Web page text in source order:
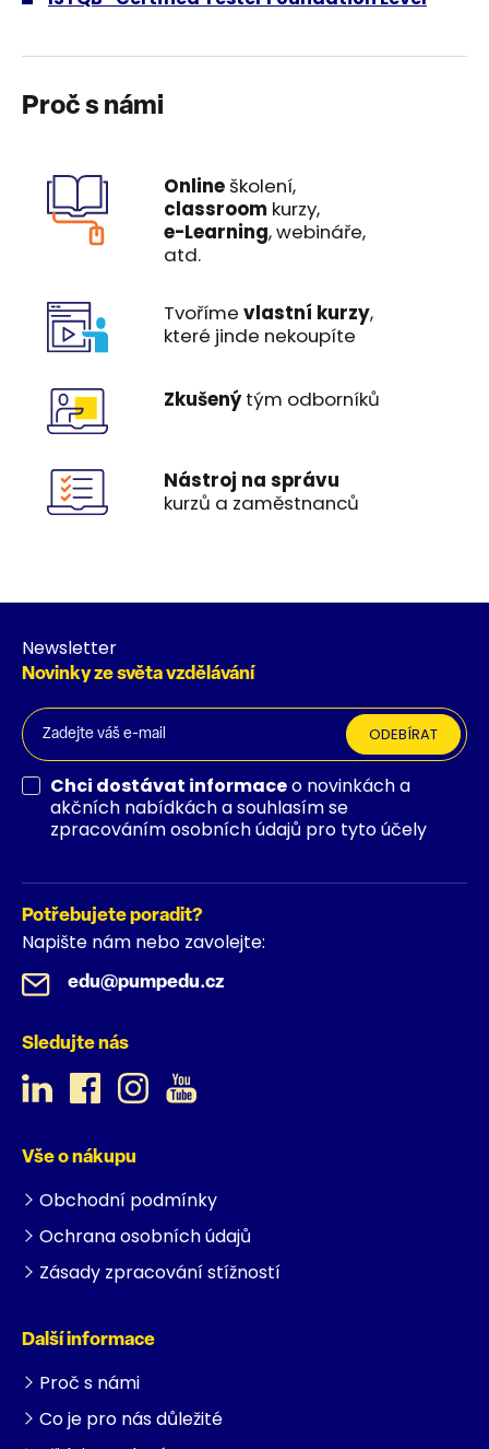
Proč s námi
Onlineškolení,
classroom kurzy,
e-Learning, webináře,
atd.
Tvoříme vlastní kurzy,
které jinde nekoupíte
Zkušenýtým odborníků
Nástroj na správu
kurzů a zaměstnanců
Newsletter
Novinky ze světa vzdělávání
ODEBÍRAT
Chci dostávat informaceo novinkách a
akčních nabídkách a souhlasím se
zpracováním osobních údajů pro tyto účely
Potřebujete poradit?
Napište nám nebo zavolejte:
edu@pumpedu.cz
Sledujte nás
Vše o nákupu
Obchodní podmínky
Ochrana osobních údajů
Zásady zpracování stížností
Další informace
Proč s námi
Co je pro nás důležité